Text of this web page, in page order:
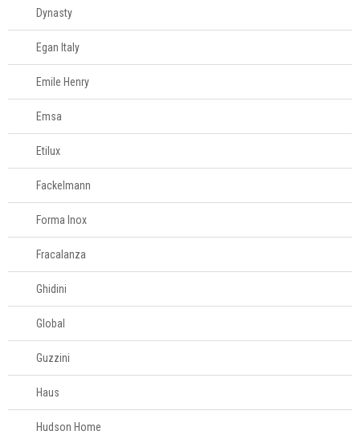
Dynasty
Egan Italy
Emile Henry
Emsa
Etilux
Fackelmann
Forma Inox
Fracalanza
Ghidini
Global
Guzzini
Haus
Hudson Home